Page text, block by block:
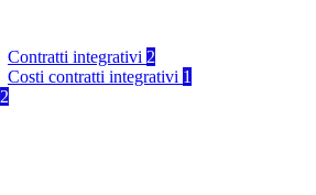
Contratti integrativi 2
Costi contratti integrativi 1
2